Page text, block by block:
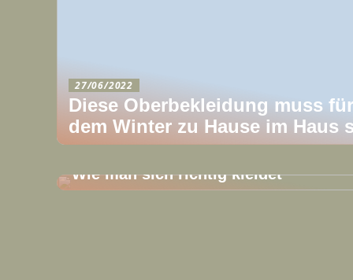
27/06/2022
Diese Oberbekleidung muss
dem Winter zu Hause im Haus
01/05/2022
Wie man sich richtig kleidet